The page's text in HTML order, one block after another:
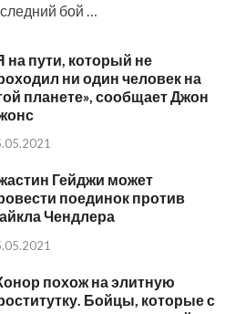
бой …
на пути, который не
ни один человек на
планете», сообщает Джон
Гейджи может
поединок против
Чендлера
похож на элитную
Бойцы, которые с